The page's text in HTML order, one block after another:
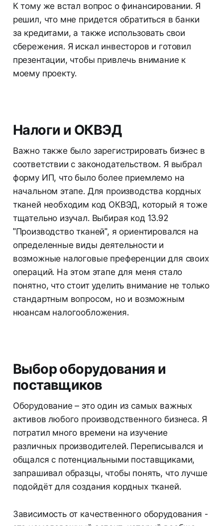
К тому же встал вопрос о финансировании. Я
решил, что мне придется обратиться в банки
за кредитами, а также использовать свои
сбережения. Я искал инвесторов и готовил
презентации, чтобы привлечь внимание к
моему проекту.
Налоги и ОКВЭД
Важно также было зарегистрировать бизнес в
соответствии с законодательством. Я выбрал
форму ИП, что было более приемлемо на
начальном этапе. Для производства кордных
тканей необходим код ОКВЭД, который я тоже
тщательно изучал. Выбирая код 13.92
"Производство тканей", я ориентировался на
определенные виды деятельности и
возможные налоговые преференции для своих
операций. На этом этапе для меня стало
понятно, что стоит уделить внимание не только
стандартным вопросом, но и возможным
нюансам налогообложения.
Выбор оборудования и
поставщиков
Оборудование – это один из самых важных
активов любого производственного бизнеса. Я
потратил много времени на изучение
различных производителей. Переписывался и
общался с потенциальными поставщиками,
запрашивал образцы, чтобы понять, что лучше
подойдёт для создания кордных тканей.
Зависимость от качественного оборудования -